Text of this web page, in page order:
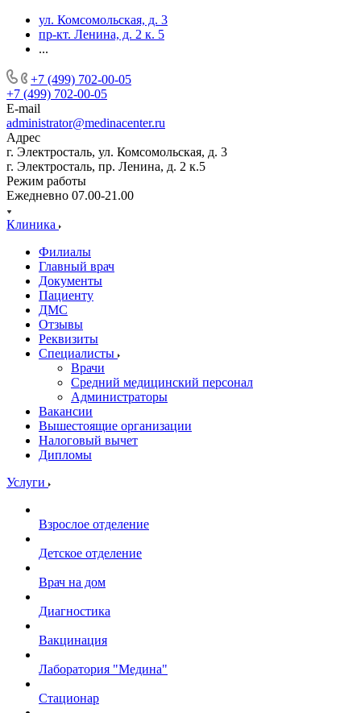
ул. Комсомольская, д. 3
пр-кт. Ленина, д. 2 к. 5
...
+7 (499) 702-00-05
+7 (499) 702-00-05
E-mail
administrator@medinacenter.ru
Адрес
г. Электросталь, ул. Комсомольская, д. 3
г. Электросталь, пр. Ленина, д. 2 к.5
Режим работы
Ежедневно 07.00-21.00
Клиника
Филиалы
Главный врач
Документы
Пациенту
ДМС
Отзывы
Реквизиты
Специалисты
Врачи
Средний медицинский персонал
Администраторы
Вакансии
Вышестоящие организации
Налоговый вычет
Дипломы
Услуги
Взрослое отделение
Детское отделение
Врач на дом
Диагностика
Вакцинация
Лаборатория "Медина"
Стационар